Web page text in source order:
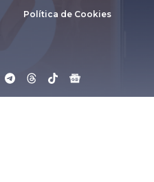
Política de Cookies